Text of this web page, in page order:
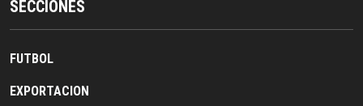
SECCIONES
FUTBOL
EXPORTACION